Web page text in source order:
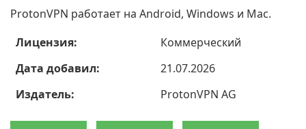
ProtonVPN работает на Android, Windows и Mac.
Лицензия:
Коммерческий
Дата добавил:
21.07.2026
Издатель:
ProtonVPN AG